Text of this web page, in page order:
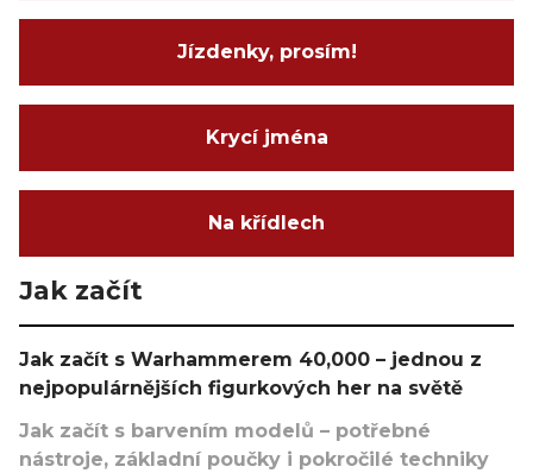
Jízdenky, prosím!
Krycí jména
Na křídlech
Jak začít
Jak začít s Warhammerem 40,000 – jednou z
nejpopulárnějších figurkových her na světě
Jak začít s barvením modelů – potřebné
nástroje, základní poučky i pokročilé techniky